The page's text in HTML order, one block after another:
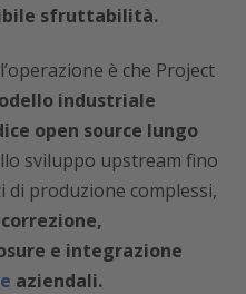
sfruttabilità.
è che Project
industriale
open source lungo
sviluppo upstream fino
produzione complessi,
e integrazione
aziendali.